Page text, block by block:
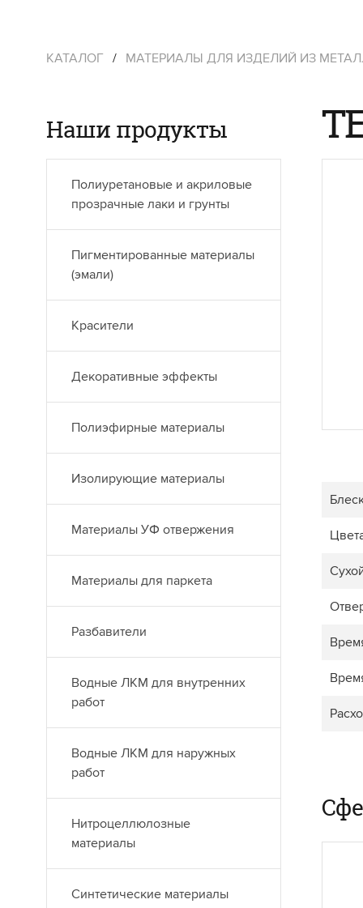
КАТАЛОГ / МАТЕРИАЛЫ ДЛЯ ИЗДЕЛИЙ ИЗ
Наши продукты
Полиуретановые и акриловые
прозрачные лаки и грунты
Пигментированные материалы
(эмали)
Красители
Декоративные эффекты
Полиэфирные материалы
Изолирующие материалы
Материалы УФ отвержения
Материалы для паркета
Разбавители
Водные ЛКМ для внутренних
работ
Водные ЛКМ для наружных
работ
Нитроцеллюлозные
материалы
Синтетические материалы